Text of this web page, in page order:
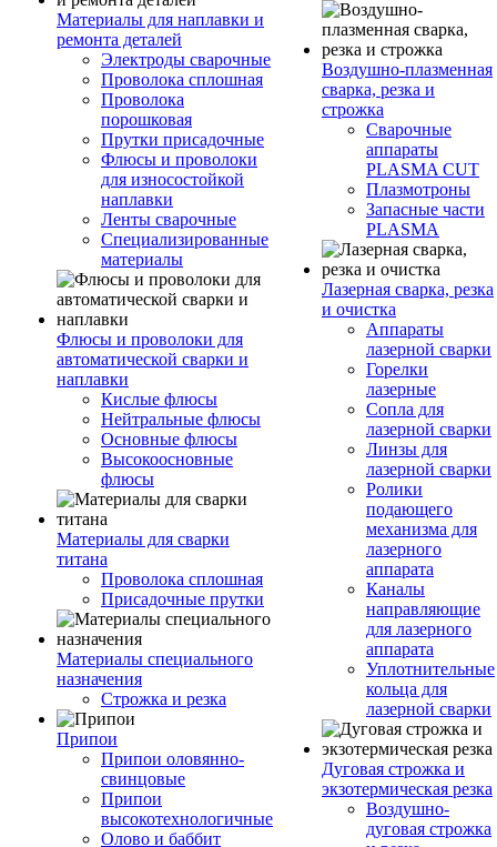
Материалы для наплавки и
ремонта деталей
Электроды сварочные
Проволока сплошная
Проволока
порошковая
Прутки присадочные
Флюсы и проволоки
для износостойкой
наплавки
Ленты сварочные
Специализированные
материалы
Флюсы и проволоки для
автоматической сварки и
наплавки
Кислые флюсы
Нейтральные флюсы
Основные флюсы
Высокоосновные
флюсы
Материалы для сварки
титана
Проволока сплошная
Присадочные прутки
Материалы специального
назначения
Строжка и резка
Припои
Припои оловянно-
свинцовые
Припои
высокотехнологичные
Олово и баббит
Воздушно-плазменная
сварка, резка и
строжка
Сварочные
аппараты
PLASMA CUT
Плазмотроны
Запасные части
PLASMA
Лазерная сварка, резка
и очистка
Аппараты
лазерной сварки
Горелки
лазерные
Сопла для
лазерной сварки
Линзы для
лазерной сварки
Ролики
подающего
механизма для
лазерного
аппарата
Каналы
направляющие
для лазерного
аппарата
Уплотнительные
кольца для
лазерной сварки
Дуговая строжка и
экзотермическая резка
Воздушно-
дуговая строжка